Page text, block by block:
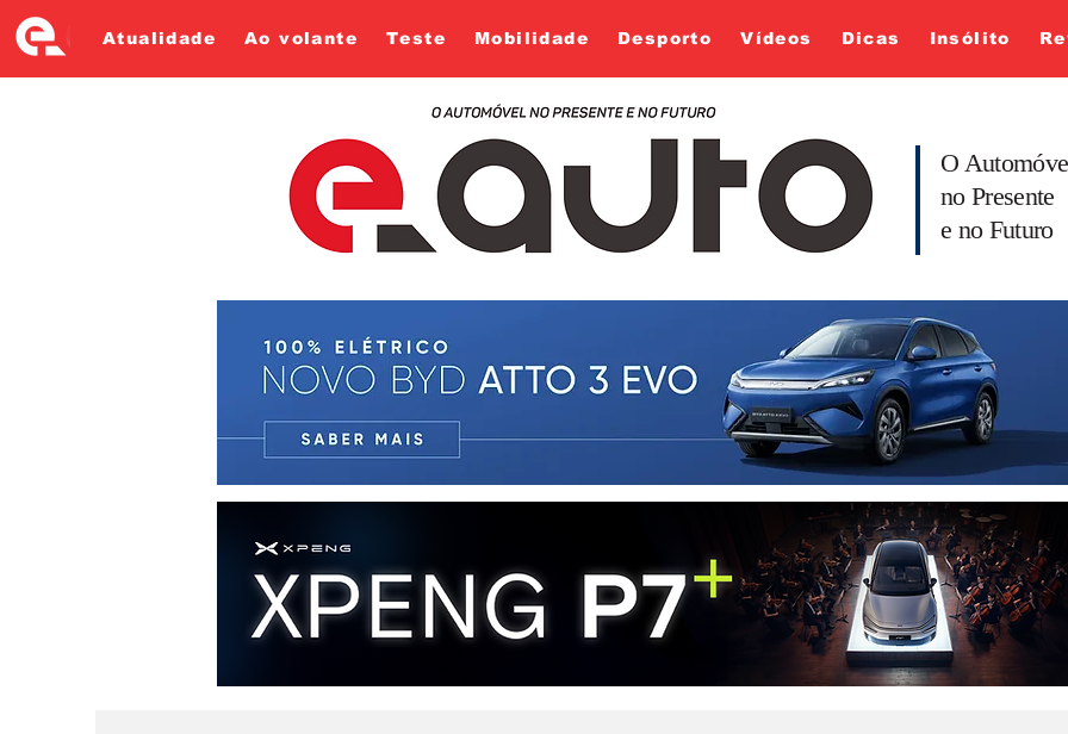
Atualidade Ao volante Teste Mobilidade Desporto Vídeos Dicas Insólito
O
no Presente
e no Futuro